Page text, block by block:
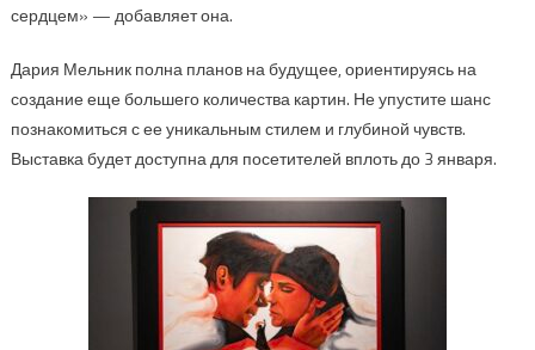
сердцем» — добавляет она.
Дария Мельник полна планов на будущее, ориентируясь на
создание еще большего количества картин. Не упустите шанс
познакомиться с ее уникальным стилем и глубиной чувств.
Выставка будет доступна для посетителей вплоть до 3 января.